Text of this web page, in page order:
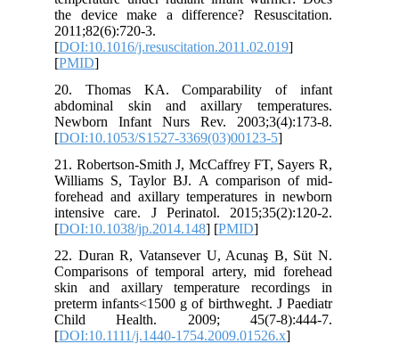
the device make a difference?
[DOI:10.1016/
20. Thomas KA. Comparability
abdominal skin and axillary
Newborn Infant Nurs Rev.
[DOI:10.1053/S1527-3369(03)00123-5
21. Robertson-Smith J, McCaffrey FT,
Williams S, Taylor BJ. A
forehead and axillary temperatures in
intensive care. J Perinatol.
[DOI:10.1038/jp.2014.148
22. Duran R, Vatansever U, Acunaş
Comparisons of temporal artery, mid
skin and axillary temperature
preterm infants<1500 g of birthweght. J
Child Health. 2009; 45(7-
[DOI:10.1111/j.1440-